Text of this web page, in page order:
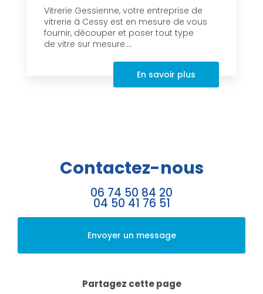
Vitrerie Gessienne, votre entreprise de
vitrerie à Cessy est en mesure de vous
fournir, découper et poser tout type
de vitre sur mesure....
En savoir plus
Contactez-nous
06 74 50 84 20
04 50 41 76 51
Envoyer un message
Partagez cette page